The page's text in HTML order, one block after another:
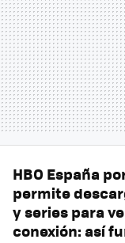
HBO España
permite
y series para
conexión: así